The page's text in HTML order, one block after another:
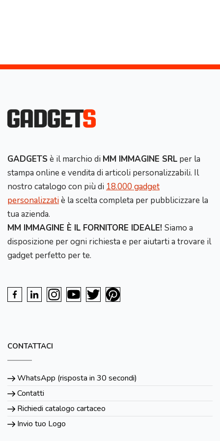
GADGETS è il marchio di MM IMMAGINE SRL per la
stampa online e vendita di articoli personalizzabili. Il
nostro catalogo con più di 18.000 gadget
personalizzatiè la scelta completa per pubblicizzare la
tua azienda.
MM IMMAGINE È IL FORNITORE IDEALE! Siamo a
disposizione per ogni richiesta e per aiutarti a trovare il
gadget perfetto per te.
CONTATTACI
WhatsApp (risposta in 30 secondi)
Contatti
Richiedi catalogo cartaceo
Invio tuo Logo